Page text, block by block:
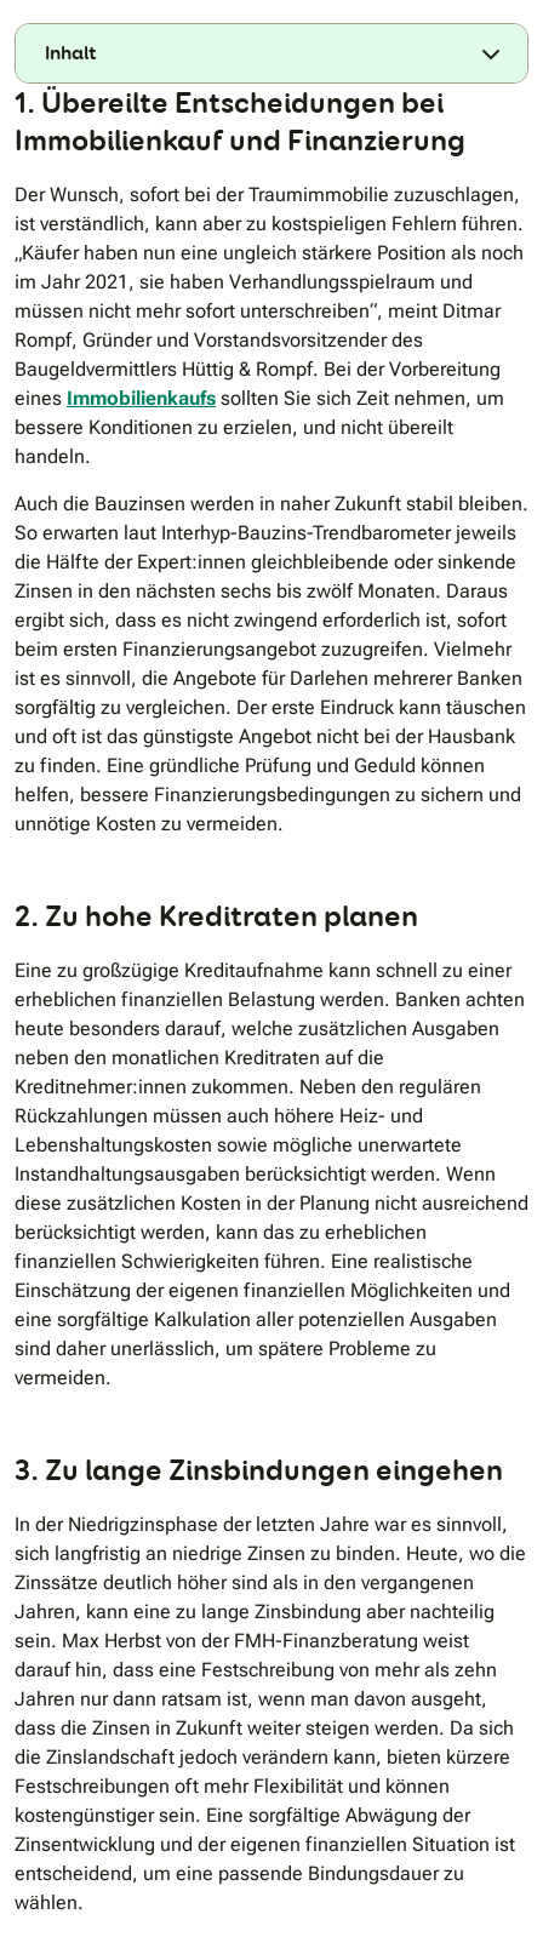
Inhalt
1. Übereilte Entscheidungen bei
Immobilienkauf und Finanzierung
Der Wunsch, sofort bei der Traumimmobilie zuzuschlagen,
ist verständlich, kann aber zu kostspieligen Fehlern führen.
„Käufer haben nun eine ungleich stärkere Position als noch
im Jahr 2021, sie haben Verhandlungsspielraum und
müssen nicht mehr sofort unterschreiben“, meint Ditmar
Rompf, Gründer und Vorstandsvorsitzender des
Baugeldvermittlers Hüttig & Rompf. Bei der Vorbereitung
eines Immobilienkaufs sollten Sie sich Zeit nehmen, um
bessere Konditionen zu erzielen, und nicht übereilt
handeln.
Auch die Bauzinsen werden in naher Zukunft stabil bleiben.
So erwarten laut Interhyp-Bauzins-Trendbarometer jeweils
die Hälfte der Expert:innen gleichbleibende oder sinkende
Zinsen in den nächsten sechs bis zwölf Monaten. Daraus
ergibt sich, dass es nicht zwingend erforderlich ist, sofort
beim ersten Finanzierungsangebot zuzugreifen. Vielmehr
ist es sinnvoll, die Angebote für Darlehen mehrerer Banken
sorgfältig zu vergleichen. Der erste Eindruck kann täuschen
und oft ist das günstigste Angebot nicht bei der Hausbank
zu finden. Eine gründliche Prüfung und Geduld können
helfen, bessere Finanzierungsbedingungen zu sichern und
unnötige Kosten zu vermeiden.
2. Zu hohe Kreditraten planen
Eine zu großzügige Kreditaufnahme kann schnell zu einer
erheblichen finanziellen Belastung werden. Banken achten
heute besonders darauf, welche zusätzlichen Ausgaben
neben den monatlichen Kreditraten auf die
Kreditnehmer:innen zukommen. Neben den regulären
Rückzahlungen müssen auch höhere Heiz- und
Lebenshaltungskosten sowie mögliche unerwartete
Instandhaltungsausgaben berücksichtigt werden. Wenn
diese zusätzlichen Kosten in der Planung nicht ausreichend
berücksichtigt werden, kann das zu erheblichen
finanziellen Schwierigkeiten führen. Eine realistische
Einschätzung der eigenen finanziellen Möglichkeiten und
eine sorgfältige Kalkulation aller potenziellen Ausgaben
sind daher unerlässlich, um spätere Probleme zu
vermeiden.
3. Zu lange Zinsbindungen eingehen
In der Niedrigzinsphase der letzten Jahre war es sinnvoll,
sich langfristig an niedrige Zinsen zu binden. Heute, wo die
Zinssätze deutlich höher sind als in den vergangenen
Jahren, kann eine zu lange Zinsbindung aber nachteilig
sein. Max Herbst von der FMH-Finanzberatung weist
darauf hin, dass eine Festschreibung von mehr als zehn
Jahren nur dann ratsam ist, wenn man davon ausgeht,
dass die Zinsen in Zukunft weiter steigen werden. Da sich
die Zinslandschaft jedoch verändern kann, bieten kürzere
Festschreibungen oft mehr Flexibilität und können
kostengünstiger sein. Eine sorgfältige Abwägung der
Zinsentwicklung und der eigenen finanziellen Situation ist
entscheidend, um eine passende Bindungsdauer zu
wählen.